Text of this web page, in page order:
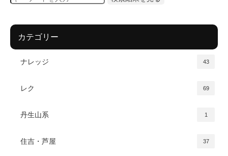
カテゴリー
ナレッジ 43
レク 69
丹生山系 1
住吉・芦屋 37